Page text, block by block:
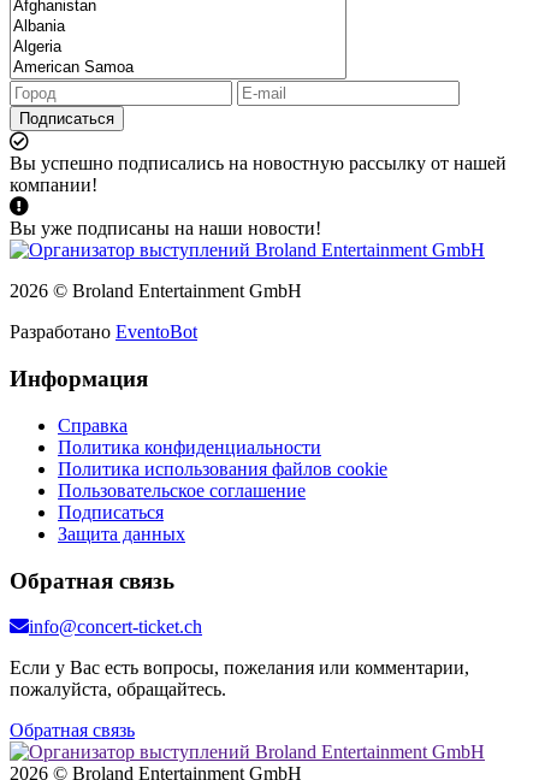
Подписаться
Вы успешно подписались на новостную рассылку от нашей
компании!
Вы уже подписаны на наши новости!
2026 © Broland Entertainment GmbH
Разработано EventoBot
Информация
Справка
Политика конфиденциальности
Политика использования файлов cookie
Пользовательское соглашение
Подписаться
Защита данных
Обратная связь
info@concert-ticket.ch
Если у Вас есть вопросы, пожелания или комментарии,
пожалуйста, обращайтесь.
Обратная связь
2026 © Broland Entertainment GmbH